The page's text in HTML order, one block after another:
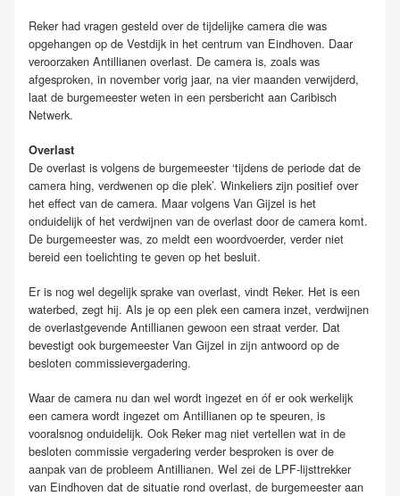
Reker had vragen gesteld over de tijdelijke camera die was
opgehangen op de Vestdijk in het centrum van Eindhoven. Daar
veroorzaken Antillianen overlast. De camera is, zoals was
afgesproken, in november vorig jaar, na vier maanden verwijderd,
laat de burgemeester weten in een persbericht aan Caribisch
Netwerk.
Overlast
De overlast is volgens de burgemeester ‘tijdens de periode dat de
camera hing, verdwenen op die plek’. Winkeliers zijn positief over
het effect van de camera. Maar volgens Van Gijzel is het
onduidelijk of het verdwijnen van de overlast door de camera komt.
De burgemeester was, zo meldt een woordvoerder, verder niet
bereid een toelichting te geven op het besluit.
Er is nog wel degelijk sprake van overlast, vindt Reker. Het is een
waterbed, zegt hij. Als je op een plek een camera inzet, verdwijnen
de overlastgevende Antillianen gewoon een straat verder. Dat
bevestigt ook burgemeester Van Gijzel in zijn antwoord op de
besloten commissievergadering.
Waar de camera nu dan wel wordt ingezet en óf er ook werkelijk
een camera wordt ingezet om Antillianen op te speuren, is
vooralsnog onduidelijk. Ook Reker mag niet vertellen wat in de
besloten commissie vergadering verder besproken is over de
aanpak van de probleem Antillianen. Wel zei de LPF-lijsttrekker
van Eindhoven dat de situatie rond overlast, de burgemeester aan